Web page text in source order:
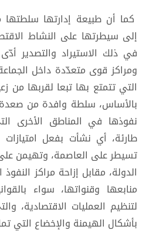
كما أن طبيعة إدارتها سلطتها
إلى سيطرتها على النشاط
في ذلك الاستيراد والتصدير
ومراكز قوى متعدّدة داخل
التي تتمتع بها تبعا لقربها من
بالأساس، سلطة وافدة من
نفوذها في المناطق الأخرى
طارئة، أي نشأت بفعل
تسيطر على العاصمة، وتهيمن
الدولة، مقابل إزاحة مراكز
منابعها وقنواتها، سواء
لتنظيم العمليات الاقتصادية،
بأشكال الهيمنة والإخضاع التي